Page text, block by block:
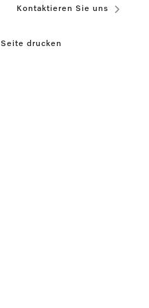
Kontaktieren Sie uns
Seite drucken